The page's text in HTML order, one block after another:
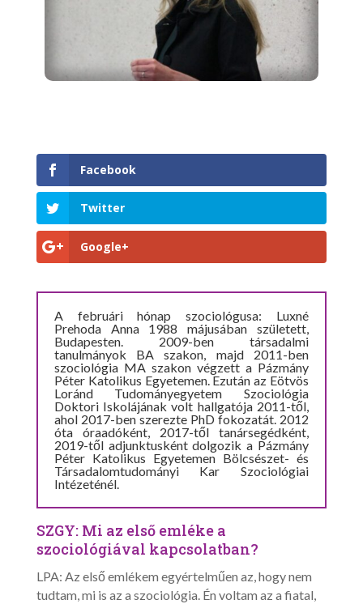
Facebook
Twitter
Google+
A februári hónap szociológusa: Luxné
Prehoda Anna 1988 májusában született,
Budapesten. 2009-ben társadalmi
tanulmányok BA szakon, majd 2011-ben
szociológia MA szakon végzett a Pázmány
Péter Katolikus Egyetemen. Ezután az Eötvös
Loránd Tudományegyetem Szociológia
Doktori Iskolájának volt hallgatója 2011-től,
ahol 2017-ben szerezte PhD fokozatát. 2012
óta óraadóként, 2017-től tanársegédként,
2019-től adjunktusként dolgozik a Pázmány
Péter Katolikus Egyetemen Bölcsészet- és
Társadalomtudományi Kar Szociológiai
Intézeténél.
SZGY: Mi az első emléke a
szociológiával kapcsolatban?
LPA: Az első emlékem egyértelműen az, hogy nem
tudtam, mi is az a szociológia. Én voltam az a fiatal,